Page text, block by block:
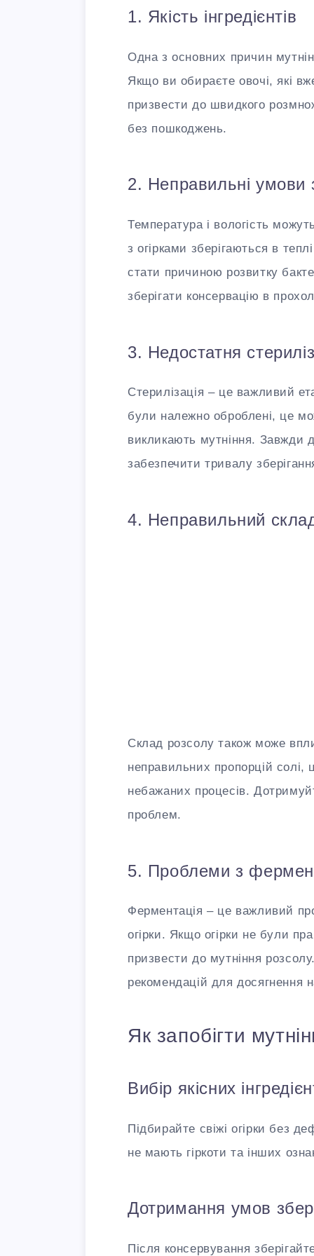
1. Якість інгредієнтів
Одна з основних причин
Якщо ви обираєте овочі, які
призвести до швидкого
без пошкоджень.
2. Неправильні умови
Температура і вологість
з огірками зберігаються в
стати причиною розвитку
зберігати консервацію в
3. Недостатня
Стерилізація – це важливий
були належно оброблені, це
викликають мутніння. Завжди
забезпечити тривалу
4. Неправильний
Склад розсолу також може
неправильних пропорцій
небажаних процесів.
проблем.
5. Проблеми з
Ферментація – це важливий
огірки. Якщо огірки не були
призвести до мутніння
рекомендацій для досягнення
Як запобігти
Вибір якісних
Підбирайте свіжі огірки без
не мають гіркоти та інших
Дотримання умов
Після консервування